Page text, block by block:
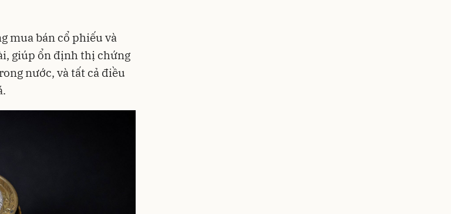
mua bán cổ phiếu và
giúp ổn định thị chứng
nước, và tất cả điều